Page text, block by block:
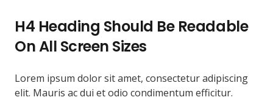
H4 Heading Should Be Readable
On All Screen Sizes
Lorem ipsum dolor sit amet, consectetur adipiscing
elit. Mauris ac dui et odio condimentum efficitur.